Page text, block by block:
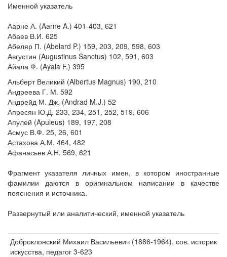
Именной указатель
Аарне А. (Aarne A.) 401-403, 621
Абаев В.И. 625
Абеляр П. (Abelard P.) 159, 203, 209, 598, 603
Августин (Augustinus Sanctus) 102, 591, 603
Айала Ф. (Ayala F.) 395
Альберт Великий (Albertus Magnus) 190, 210
Андреева Г. М. 592
Андрейд М. Дж. (Andrad M.J.) 52
Апресян Ю.Д. 233, 234, 251, 252, 519, 606
Апулей (Apuleus) 189, 197, 208
Асмус В.Ф. 25, 26, 601
Астахова А.М. 464, 482
Афанасьев А.Н. 569, 621
Фрагмент указателя личных имен, в котором иностранные
фамилии даются в оригинальном написании в качестве
пояснения и источника.
Развернутый или аналитический, именной указатель
Доброклонский Михаил Васильевич (1886-1964), сов. историк
искусства, педагог 3-623